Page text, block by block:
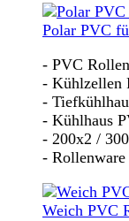
Polar PVC
- PVC
- Kühlzellen
-
- Kühlhaus
- 200x2 /
-
Weich PVC